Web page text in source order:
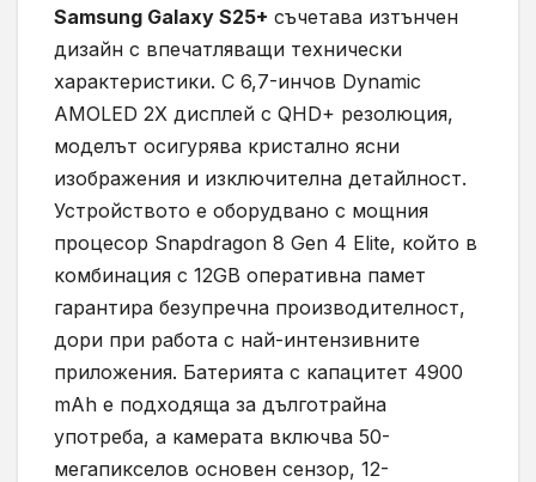
Samsung Galaxy S25+ съчетава изтънчен
дизайн с впечатляващи технически
характеристики. С 6,7-инчов Dynamic
AMOLED 2X дисплей с QHD+ резолюция,
моделът осигурява кристално ясни
изображения и изключителна детайлност.
Устройството е оборудвано с мощния
процесор Snapdragon 8 Gen 4 Elite, който в
комбинация с 12GB оперативна памет
гарантира безупречна производителност,
дори при работа с най-интензивните
приложения. Батерията с капацитет 4900
mAh е подходяща за дълготрайна
употреба, а камерата включва 50-
мегапикселов основен сензор, 12-